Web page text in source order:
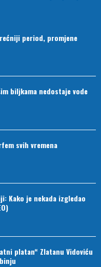
period, promjene
biljkama nedostaje vode
svih vremena
Kako je nekada izgledao
platan“ Zlatanu Vidoviću